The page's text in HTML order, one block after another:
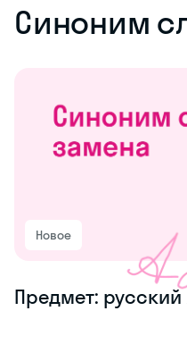
Синоним
Новое
Предмет: русский